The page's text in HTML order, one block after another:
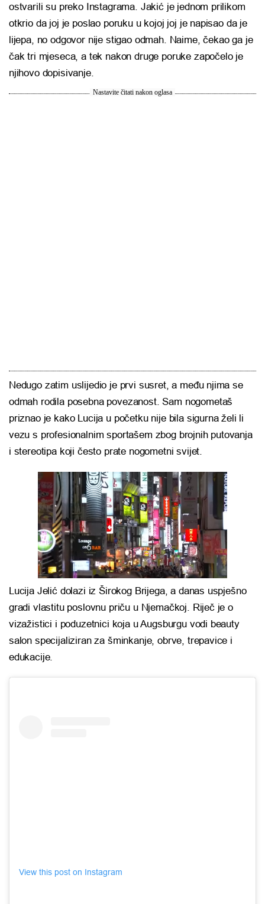
ostvarili su preko Instagrama. Jakić je jednom prilikom
otkrio da joj je poslao poruku u kojoj joj je napisao da je
lijepa, no odgovor nije stigao odmah. Naime, čekao ga je
čak tri mjeseca, a tek nakon druge poruke započelo je
njihovo dopisivanje.
Nastavite čitati nakon oglasa
Nedugo zatim uslijedio je prvi susret, a među njima se
odmah rodila posebna povezanost. Sam nogometaš
priznao je kako Lucija u početku nije bila sigurna želi li
vezu s profesionalnim sportašem zbog brojnih putovanja
i stereotipa koji često prate nogometni svijet.
Lucija Jelić dolazi iz Širokog Brijega, a danas uspješno
gradi vlastitu poslovnu priču u Njemačkoj. Riječ je o
vizažistici i poduzetnici koja u Augsburgu vodi beauty
salon specijaliziran za šminkanje, obrve, trepavice i
edukacije.
View this post on Instagram